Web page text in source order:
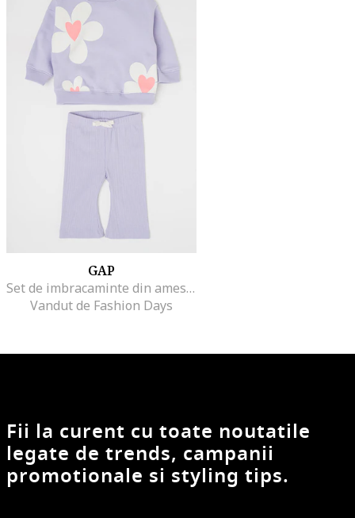
GAP
Set de imbracaminte din amestec de bumbac - 2 piese
Vandut de Fashion Days
Fii la curent cu toate noutatile
legate de trends, campanii
promotionale si styling tips.